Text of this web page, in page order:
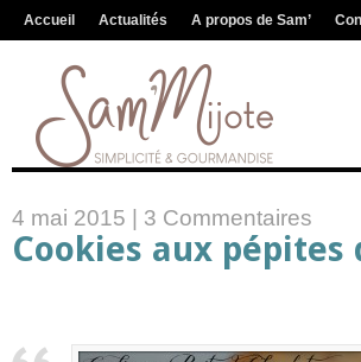
Accueil Actualités A propos de Sam’
4 mai 2015 | 3 Commentaires
Cookies aux pépites